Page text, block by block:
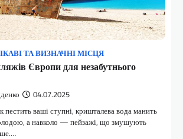
ТА ВИЗНАЧНІ МІСЦЯ
Європи для незабутнього
04.07.2025
пестить ваші ступні, кришталева вода манить
а навколо — пейзажі, що змушують